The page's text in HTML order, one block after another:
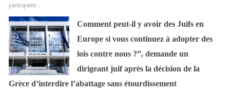
participants…
Comment peut-il y avoir des Juifs en
Europe si vous continuez à adopter des
lois contre nous ?”, demande un
dirigeant juif après la décision de la
Grèce d’interdire l’abattage sans étourdissement